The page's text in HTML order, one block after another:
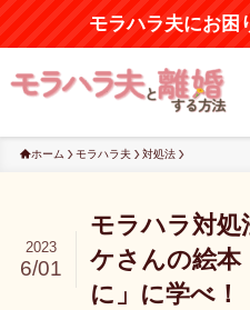
モラハラ夫にお困
ホーム モラハラ夫 対処法
モラハラ対処
ケさんの絵本
に」に学べ！
2023
6/01